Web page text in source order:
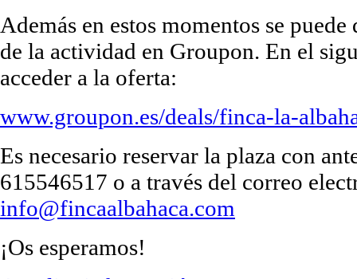
Además en estos momentos se
de la actividad en Groupon. En el
acceder a la oferta:
www.groupon.es/deals/finca-la-
Es necesario reservar la plaza con
615546517 o a través del correo
info@fincaalbahaca.com
¡Os esperamos!